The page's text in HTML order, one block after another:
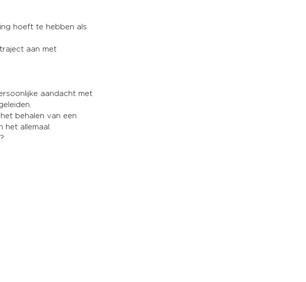
hoeft te hebben als
aan met
aandacht met
behalen van een
allemaal.